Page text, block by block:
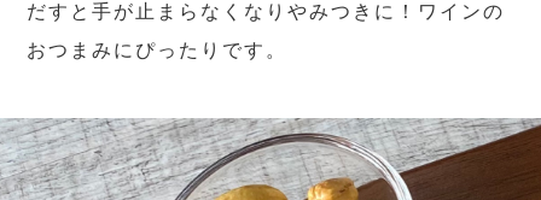
だすと手が止まらなくなりやみつきに！ワインの
おつまみにぴったりです。